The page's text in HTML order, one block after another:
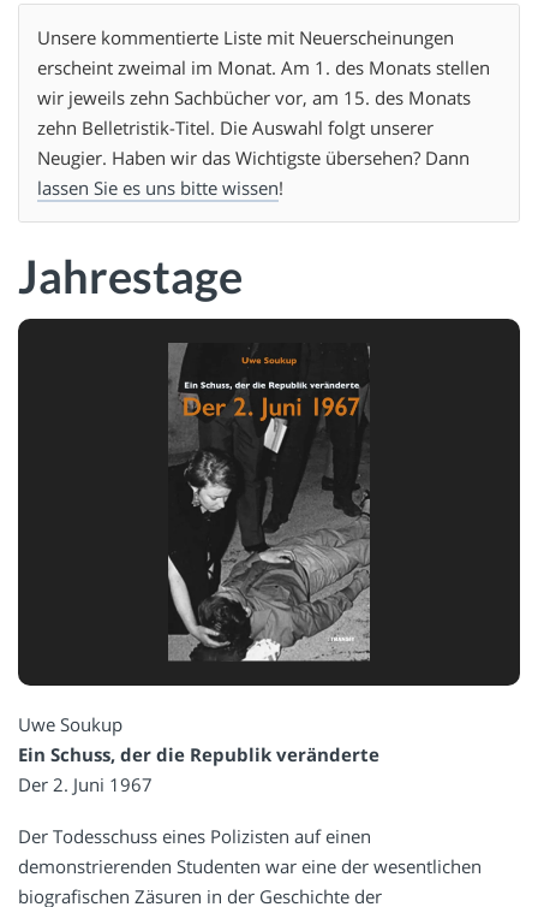
Unsere kommentierte Liste mit Neuerscheinungen
erscheint zweimal im Monat. Am 1. des Monats stellen
wir jeweils zehn Sachbücher vor, am 15. des Monats
zehn Belletristik-Titel. Die Auswahl folgt unserer
Neugier. Haben wir das Wichtigste übersehen? Dann
lassen Sie es uns bitte wissen!
Jahrestage
Uwe Soukup
Ein Schuss, der die Republik veränderte
Der 2. Juni 1967
Der Todesschuss eines Polizisten auf einen
demonstrierenden Studenten war eine der wesentlichen
biografischen Zäsuren in der Geschichte der